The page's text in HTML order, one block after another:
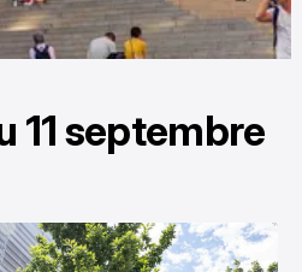
11 septembre